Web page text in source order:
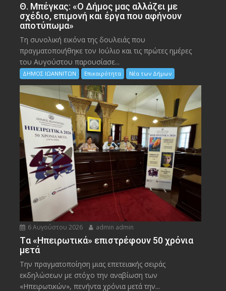
Θ. Μπέγκας: «Ο Δήμος μας αλλάζει με
σχέδιο, επιμονή και έργα που αφήνουν
αποτύπωμα»
Τη συνολική εικόνα της δουλειάς που
πραγματοποιήθηκε τον Ιούλιο και τις πρώτες ημέρες
του Αυγούστου παρουσίασε...
ΔΗΜΟΣ ΙΩΑΝΝΙΤΩΝ Επικαιρότητα Νέα των Δήμων
6 Αυγούστου 2026 admin admin
Tα «Ηπειρωτικά» επιστρέφουν 50 χρόνια
μετά
Την πραγματοποίηση μιας επετειακής σειράς
εκδηλώσεων με στόχο την αναβίωση των
«Ηπειρωτικών», πενήντα χρόνια μετά την...